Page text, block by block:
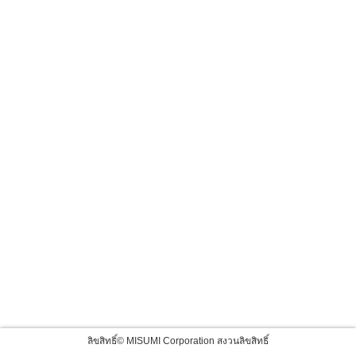
ลิขสิทธิ์© MISUMI Corporation สงวนลิขสิทธิ์